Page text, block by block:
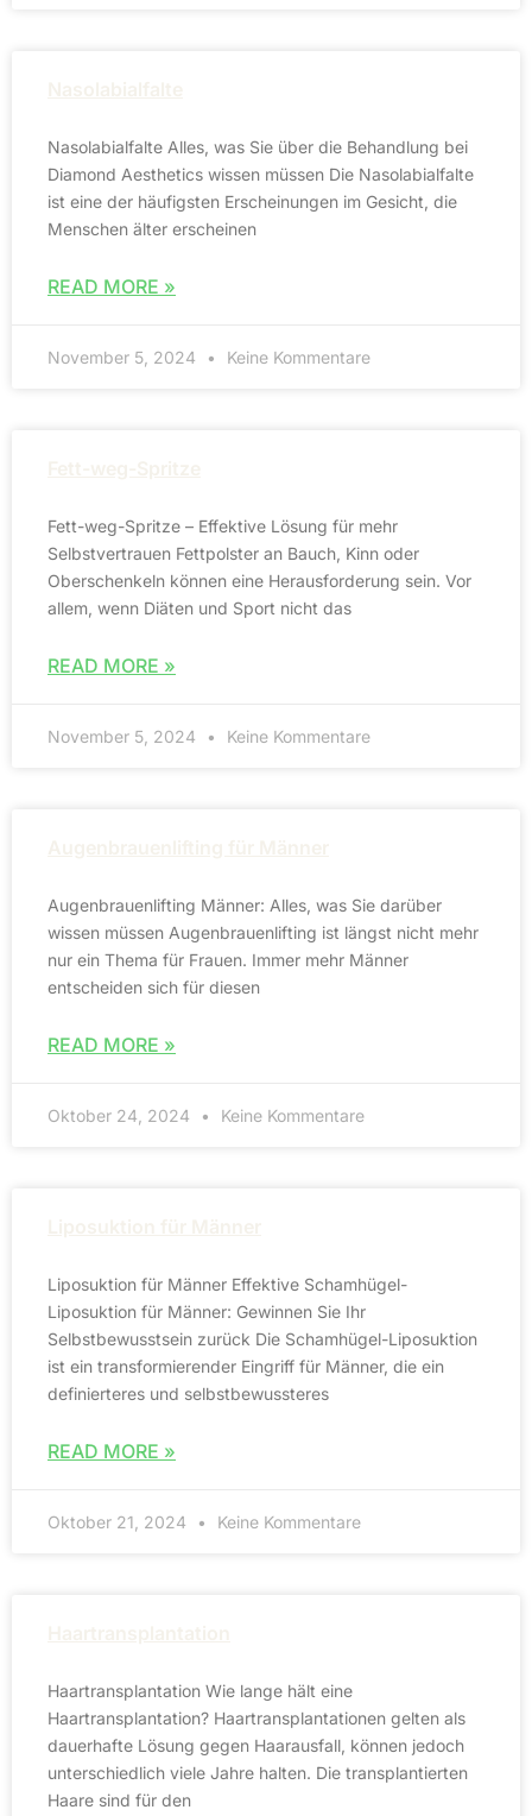
Nasolabialfalte Alles, was Sie über die Behandlung bei
Diamond Aesthetics wissen müssen Die Nasolabialfalte
ist eine der häufigsten Erscheinungen im Gesicht, die
Menschen älter erscheinen
READ MORE »
November 5, 2024 Keine Kommentare
Fett-weg-Spritze – Effektive Lösung für mehr
Selbstvertrauen Fettpolster an Bauch, Kinn oder
Oberschenkeln können eine Herausforderung sein. Vor
allem, wenn Diäten und Sport nicht das
READ MORE »
November 5, 2024 Keine Kommentare
Augenbrauenlifting Männer: Alles, was Sie darüber
wissen müssen Augenbrauenlifting ist längst nicht mehr
nur ein Thema für Frauen. Immer mehr Männer
entscheiden sich für diesen
READ MORE »
Oktober 24, 2024 Keine Kommentare
Liposuktion für Männer Effektive Schamhügel-
Liposuktion für Männer: Gewinnen Sie Ihr
Selbstbewusstsein zurück Die Schamhügel-Liposuktion
ist ein transformierender Eingriff für Männer, die ein
definierteres und selbstbewussteres
READ MORE »
Oktober 21, 2024 Keine Kommentare
Haartransplantation Wie lange hält eine
Haartransplantation? Haartransplantationen gelten als
dauerhafte Lösung gegen Haarausfall, können jedoch
unterschiedlich viele Jahre halten. Die transplantierten
Haare sind für den